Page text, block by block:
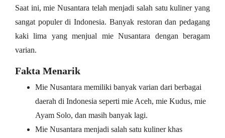
Saat ini, mie Nusantara telah menjadi salah satu kuliner yang
sangat populer di Indonesia. Banyak restoran dan pedagang
kaki lima yang menjual mie Nusantara dengan beragam
varian.
Fakta Menarik
Mie Nusantara memiliki banyak varian dari berbagai
daerah di Indonesia seperti mie Aceh, mie Kudus, mie
Ayam Solo, dan masih banyak lagi.
Mie Nusantara menjadi salah satu kuliner khas